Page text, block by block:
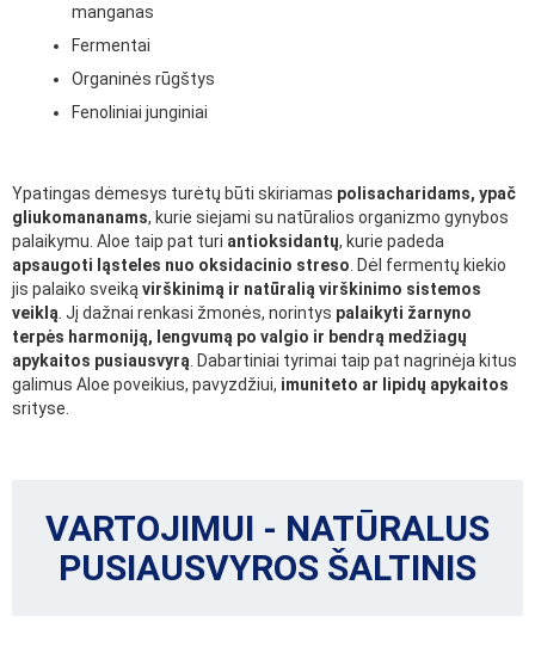
manganas
Fermentai
Organinės rūgštys
Fenoliniai junginiai
Ypatingas dėmesys turėtų būti skiriamas polisacharidams, ypač
gliukomananams, kurie siejami su natūralios organizmo gynybos
palaikymu. Aloe taip pat turi antioksidantų, kurie padeda
apsaugoti ląsteles nuo oksidacinio streso . Dėl fermentų kiekio
jis palaiko sveiką virškinimą ir natūralią virškinimo sistemos
veiklą . Jį dažnai renkasi žmonės, norintys palaikyti žarnyno
terpės harmoniją, lengvumą po valgio ir bendrą medžiagų
apykaitos pusiausvyrą . Dabartiniai tyrimai taip pat nagrinėja kitus
galimus Aloe poveikius, pavyzdžiui, imuniteto ar lipidų apykaitos
srityse.
VARTOJIMUI - NATŪRALUS
PUSIAUSVYROS ŠALTINIS